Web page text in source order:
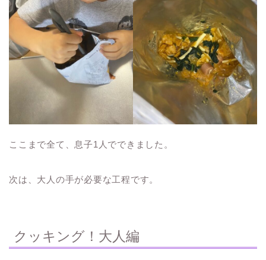
ここまで全て、息子1人でできました。
次は、大人の手が必要な工程です。
クッキング！大人編